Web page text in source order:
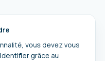
vous devez vous
grâce au